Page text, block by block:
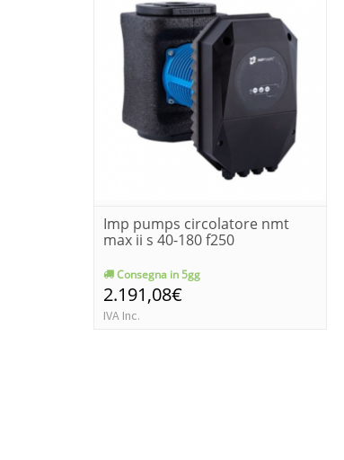
Imp pumps circolatore nmt
max ii s 40-180 f250
Consegna in 5gg
2.191,08€
IVA Inc.